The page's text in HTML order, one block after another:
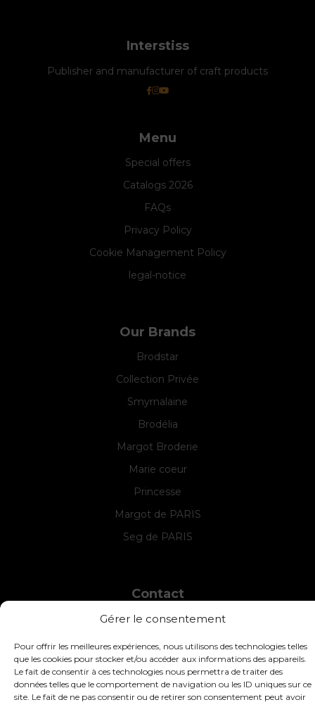
Gérer le consentement
Pour offrir les meilleures expériences, nous utilisons des technologies telles
que les cookies pour stocker et/ou accéder aux informations des appareils.
Le fait de consentir à ces technologies nous permettra de traiter des
données telles que le comportement de navigation ou les ID uniques sur ce
site. Le fait de ne pas consentir ou de retirer son consentement peut avoir
Interstiss
Publisher and manufacturer of craft products
Menu
Special offers
Catalogs 2026
FAQs
Privacy Policy
Cookie Management Policy
legal-notice
Our Brands
Brodstar
Collection Privée
Smyrnalaine
Brodélia
Margot Broderie
Marie coeur
Princesse
Margot de PARIS
Seg de PARIS
Contact
INTERSTISS
42360 Panissières
France
+33 (0)4 74 01 99 80